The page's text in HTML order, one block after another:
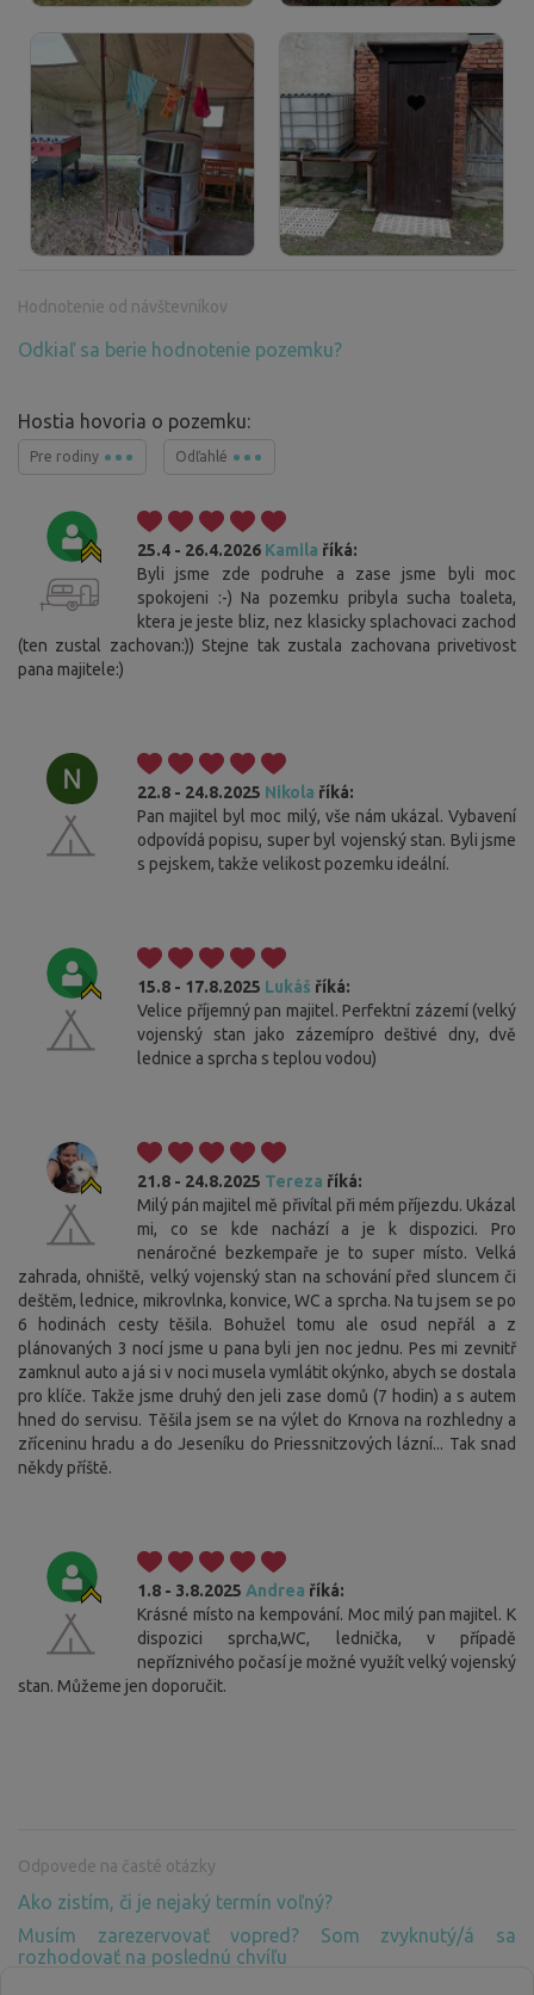
Hodnotenie od návštevníkov
Odkiaľ sa berie hodnotenie pozemku?
Hostia hovoria o pozemku:
Pre rodiny Odľahlé
25.4 - 26.4.2026 Kamila říká:
Byli jsme zde podruhe a zase jsme byli moc
spokojeni :-) Na pozemku pribyla sucha toaleta,
ktera je jeste bliz, nez klasicky splachovaci zachod
(ten zustal zachovan:)) Stejne tak zustala zachovana privetivost
pana majitele:)
22.8 - 24.8.2025 Nikola říká:
Pan majitel byl moc milý, vše nám ukázal. Vybavení
odpovídá popisu, super byl vojenský stan. Byli jsme
s pejskem, takže velikost pozemku ideální.
15.8 - 17.8.2025 Lukáš říká:
Velice příjemný pan majitel. Perfektní zázemí (velký
vojenský stan jako zázemípro deštivé dny, dvě
lednice a sprcha s teplou vodou)
21.8 - 24.8.2025 Tereza říká:
Milý pán majitel mě přivítal při mém příjezdu. Ukázal
mi, co se kde nachází a je k dispozici. Pro
nenáročné bezkempaře je to super místo. Velká
zahrada, ohniště, velký vojenský stan na schování před sluncem či
deštěm, lednice, mikrovlnka, konvice, WC a sprcha. Na tu jsem se po
6 hodinách cesty těšila. Bohužel tomu ale osud nepřál a z
plánovaných 3 nocí jsme u pana byli jen noc jednu. Pes mi zevnitř
zamknul auto a já si v noci musela vymlátit okýnko, abych se dostala
pro klíče. Takže jsme druhý den jeli zase domů (7 hodin) a s autem
hned do servisu. Těšila jsem se na výlet do Krnova na rozhledny a
zříceninu hradu a do Jeseníku do Priessnitzových lázní... Tak snad
někdy příště.
1.8 - 3.8.2025 Andrea říká:
Krásné místo na kempování. Moc milý pan majitel. K
dispozici sprcha,WC, lednička, v případě
nepříznivého počasí je možné využít velký vojenský
stan. Můžeme jen doporučit.
Odpovede na časté otázky
Ako zistím, či je nejaký termín voľný?
Musím zarezervovať vopred? Som zvyknutý/á sa
rozhodovať na poslednú chvíľu